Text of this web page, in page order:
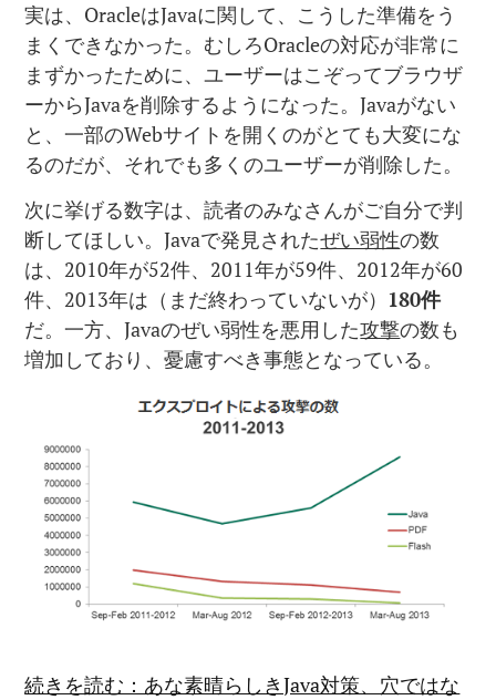
実は、OracleはJavaに関して、こうした準備をう
まくできなかった。むしろOracleの対応が非常に
まずかったために、ユーザーはこぞってブラウザ
ーからJavaを削除するようになった。Javaがない
と、一部のWebサイトを開くのがとても大変にな
るのだが、それでも多くのユーザーが削除した。
次に挙げる数字は、読者のみなさんがご自分で判
断してほしい。Javaで発見されたぜい弱性の数
は、2010年が52件、2011年が59件、2012年が60
件、2013年は（まだ終わっていないが） 180件
だ。一方、Javaのぜい弱性を悪用した攻撃の数も
増加しており、憂慮すべき事態となっている。
続きを読む：あな素晴らしきJava対策、穴ではな